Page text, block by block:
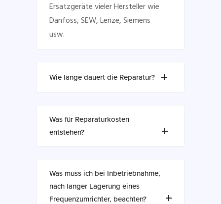
Ersatzgeräte vieler Hersteller wie
Danfoss, SEW, Lenze, Siemens
usw.
Wie lange dauert die Reparatur?
Was für Reparaturkosten
entstehen?
Was muss ich bei Inbetriebnahme,
nach langer Lagerung eines
Frequenzumrichter, beachten?